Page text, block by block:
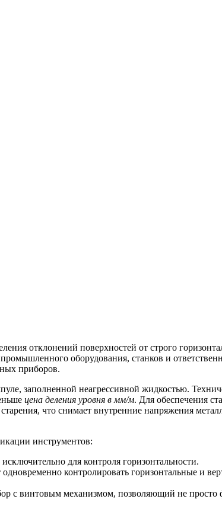
отклонений поверхностей от строго
оборудования, станков и
приборов.
заполненной неагрессивной жидкостью.
цена деления уровня в мм/м. Для обеспечения
что снимает внутренние напряжения
инструментов:
для контроля горизонтальности.
контролировать горизонтальные и
с винтовым механизмом, позволяющий не просто